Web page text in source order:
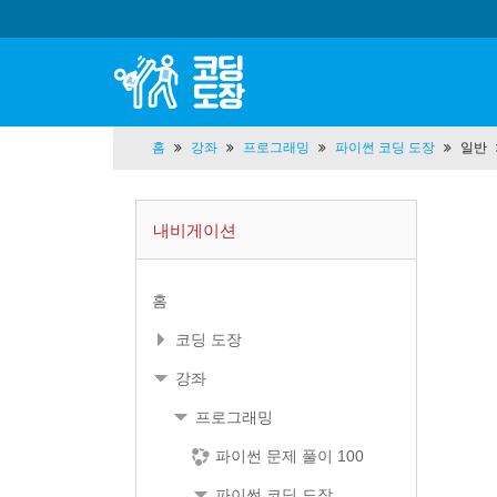
홈 강좌 프로그래밍 파이썬 코딩 도장 일반
내비게이션
홈
코딩 도장
강좌
프로그래밍
파이썬 문제 풀이 100